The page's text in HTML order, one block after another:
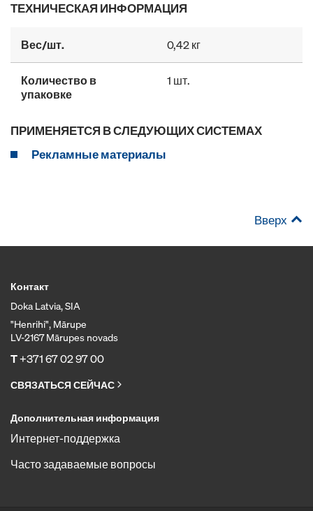
ТЕХНИЧЕСКАЯ ИНФОРМАЦИЯ
Вес/шт. 0,42 кг
Количество в
упаковке
1 шт.
ПРИМЕНЯЕТСЯ В СЛЕДУЮЩИХ СИСТЕМАХ
Рекламные материалы
Вверх
Контакт
Doka Latvia, SIA
"Henrihi", Mārupe
LV-2167 Mārupes novads
T+371 67 02 97 00
СВЯЗАТЬСЯ СЕЙЧАС
Дополнительная информация
Интернет-поддержка
Часто задаваемые вопросы